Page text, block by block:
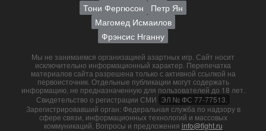
Тони Фергюсон
Петр Ян
Магомед Исмаилов
Фрэнсис Нганну
Мы не занимаемся организацией азартных игр. Сайт носит
исключительно информационный характер. Перепечатка
материалов сайта разрешена только с активной ссылкой на
первоисточник. Отдельные публикации могут содержать
информацию, не предназначенную для пользователей до 18 лет.
Свидетельство о регистрации СМИ ЭЛ № ФС 77-77513.
Зарегистрировавший орган: Федеральная служба по надзору в
сфере связи, информационных технологий и массовых
коммуникаций. Вопросы и предложения info@fight.ru